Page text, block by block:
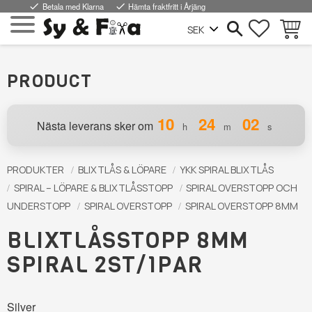
Menu
done Betala med Klarna done Hämta fraktfritt i Årjäng
PRODUCT
Nästa leverans sker om 10 h 24 m 01 s
PRODUKTER BLIXTLÅS & LÖPARE
YKK SPIRAL BLIXTLÅS
SPIRAL – LÖPARE & BLIXTLÅSSTOPP
SPIRAL OVERSTOPP OCH
UNDERSTOPP
SPIRAL OVERSTOPP SPIRAL OVERSTOPP 8MM
BLIXTLÅSSTOPP 8MM
SPIRAL 2ST/1PAR
Silver